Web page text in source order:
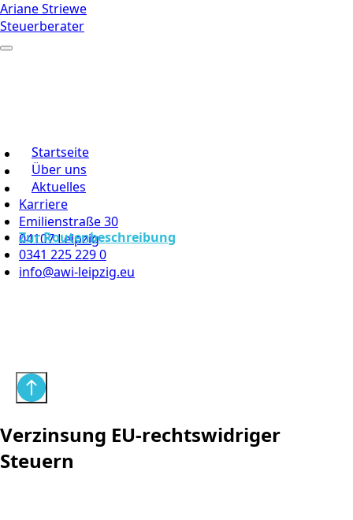
Ariane Striewe
Steuerberater
Startseite
Über uns
Aktuelles
Karriere
Emilienstraße 30
04107 Leipzig
Zur Routenbeschreibung
0341 225 229 0
info@awi-leipzig.eu
Verzinsung EU-rechtswidriger
Steuern